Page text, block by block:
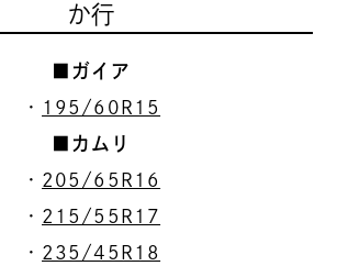
か行
■ガイア
・ 195/60R15
■カムリ
・ 205/65R16
・ 215/55R17
・ 235/45R18